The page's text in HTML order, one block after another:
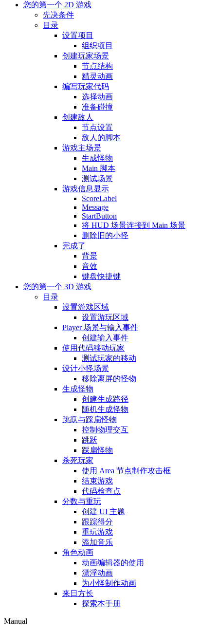
您的第一个 2D 游戏
先决条件
目录
设置项目
组织项目
创建玩家场景
节点结构
精灵动画
编写玩家代码
选择动画
准备碰撞
创建敌人
节点设置
敌人的脚本
游戏主场景
生成怪物
Main 脚本
测试场景
游戏信息显示
ScoreLabel
Message
StartButton
将 HUD 场景连接到 Main 场景
删除旧的小怪
完成了
背景
音效
键盘快捷键
您的第一个 3D 游戏
目录
设置游戏区域
设置游玩区域
Player 场景与输入事件
创建输入事件
使用代码移动玩家
测试玩家的移动
设计小怪场景
移除离屏的怪物
生成怪物
创建生成路径
随机生成怪物
跳跃与踩扁怪物
控制物理交互
跳跃
踩扁怪物
杀死玩家
使用 Area 节点制作攻击框
结束游戏
代码检查点
分数与重玩
创建 UI 主题
跟踪得分
重玩游戏
添加音乐
角色动画
动画编辑器的使用
漂浮动画
为小怪制作动画
来日方长
探索本手册
Manual